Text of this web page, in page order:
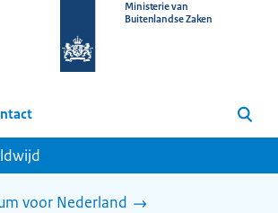
homepage
Ministerie van
Buitenlandse Zaken
Zoeken
voor Nederland